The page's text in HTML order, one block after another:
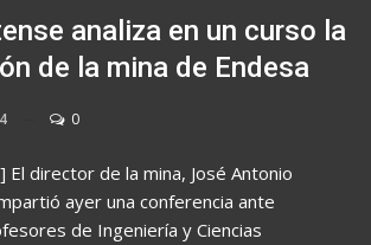
analiza en un curso la
de la mina de Endesa
0
El director de la mina, José Antonio
ayer una conferencia ante
de Ingeniería y Ciencias